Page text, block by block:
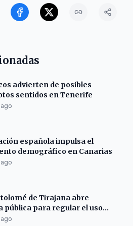
advierten de posibles
sentidos en Tenerife
española impulsa el
demográfico en Canarias
de Tirajana abre
pública para regular el uso
en zona turística